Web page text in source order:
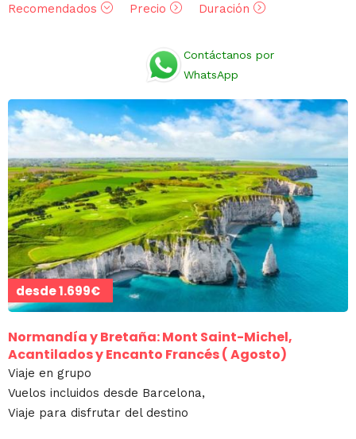
Recomendados
Precio Duración
Contáctanos por
WhatsApp
desde1.699€
Normandía y Bretaña: Mont Saint-Michel,
Acantilados y Encanto Francés ( Agosto)
Viaje en grupo
Vuelos incluidos desde Barcelona,
Viaje para disfrutar del destino